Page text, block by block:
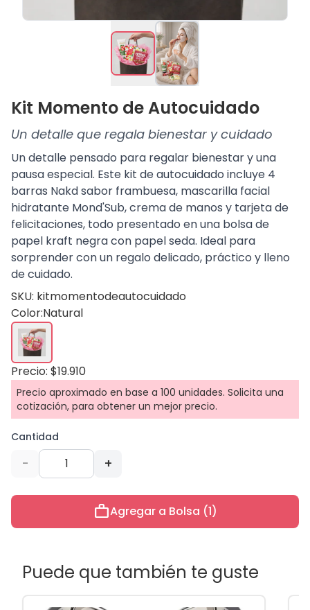
Kit Momento de Autocuidado
Un detalle que regala bienestar y cuidado
Un detalle pensado para regalar bienestar y una
pausa especial. Este kit de autocuidado incluye 4
barras Nakd sabor frambuesa, mascarilla facial
hidratante Mond'Sub, crema de manos y tarjeta de
felicitaciones, todo presentado en una bolsa de
papel kraft negra con papel seda. Ideal para
sorprender con un regalo delicado, práctico y lleno
de cuidado.
SKU: kitmomentodeautocuidado
Color:Natural
Precio: $19.910
Precio aproximado en base a 100 unidades. Solicita una
cotización, para obtener un mejor precio.
Cantidad
- +
workAgregar a Bolsa (1)
Puede que también te guste